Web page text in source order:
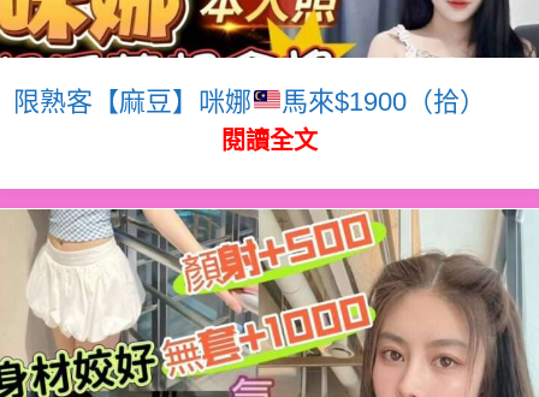
限熟客【麻豆】咪娜 馬來$1900（拾）
閱讀全文